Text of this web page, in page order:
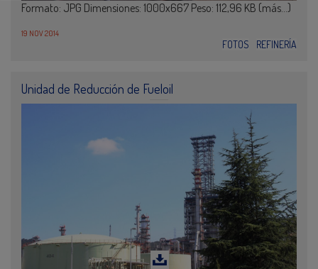
Formato: JPG Dimensiones: 1000x667 Peso: 112,96 KB (más…)
19 NOV 2014
FOTOS REFINERÍA
Unidad de Reducción de Fueloil